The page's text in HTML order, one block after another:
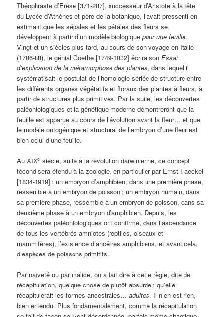
Théophraste d’Erèse [371-287], successeur d’Aristote à la tête
du Lycée d’Athènes et père de la botanique, l’avait pressenti en
estimant que les sépales et les pétales des fleurs se
développent à partir d’un modèle biologiquepour une feuille.
Vingt-et-un siècles plus tard, au cours de son voyage en Italie
(1786-88), le génial Goethe [1749-1832] écrira sonEssai
d’explication de la métamorphose des plantes, dans lequel il
systématisait le postulat de l’homologie sériée de structure entre
les différents organes végétatifs et floraux des plantes à fleurs, à
partir de structures plus primitives. Par la suite, les découvertes
paléontologiques et la génétique moderne démontreront que la
feuille est apparue au cours de l’évolution avant la fleur… et que
le modèle ontogénique et structural de l’embryon d’une fleur est
bien celui d’une feuille.
Au XIXe siècle, suite à la révolution darwinienne, ce concept
fécond sera étendu à la zoologie, en particulier par Ernst Haeckel
[1834-1919] : un embryon d’amphibien, dans une première phase,
ressemble à un embryon de poisson ; un embryon humain, dans
sa première phase, ressemble à un embryon de poisson, dans sa
deuxième phase à un embryon d’amphibien. Depuis, les
découvertes paléontologiques ont confirmé, dans l’ascendance
de tous les vertébrés amniotes (reptiles, oiseaux et
mammifères), l’existence d’ancêtres amphibiens, et avant cela,
d’espèces de poissons primitifs.
Par naïveté ou par malice, on a fait dire à cette règle, dite de
récapitulation, quelque chose de plutôt absurde : qu’elle
récapitulerait les formes ancestrales…adultes. Il n’en est rien,
bien entendu. Plus fondamentalement, comme la récapitulation